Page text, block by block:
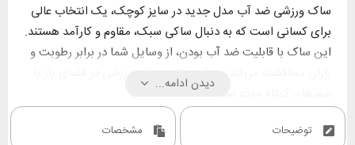
ساک ورزشی ضد آب مدل جدید در سایز کوچک، یک انتخاب عالی
برای کسانی است که به دنبال ساکی سبک، مقاوم و کارآمد هستند.
این ساک با قابلیت ضد آب بودن، از وسایل شما در برابر رطوبت و
سفرهای کوتاه مدت بسیار مناسب است.
طراحی کم‌حجم و ارگونومیک آن باعث می‌شود بتوانید به راحتی آن
دیدن ادامه...
توضیحات مشخصات